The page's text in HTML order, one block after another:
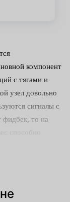
компонент
с тягами и
узел довольно
сигналы с
фидбек, то на
механизмов,
отличаются от